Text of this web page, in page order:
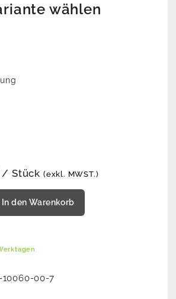
wählen
/ Stück (exkl. MWST.)
In den Warenkorb
10060-00-7